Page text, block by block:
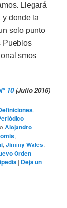
Llegará
, y donde la
solo punto
Pueblos
10(Julio 2016)
,
Alejandro
,
,Jimmy Wales,
Orden
| Deja un